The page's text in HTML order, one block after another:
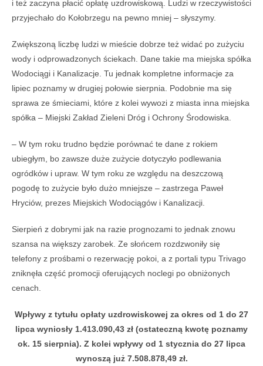
i też zaczyna płacić opłatę uzdrowiskową. Ludzi w rzeczywistości
przyjechało do Kołobrzegu na pewno mniej – słyszymy.
Zwiększoną liczbę ludzi w mieście dobrze też widać po zużyciu
wody i odprowadzonych ściekach. Dane takie ma miejska spółka
Wodociągi i Kanalizacje. Tu jednak kompletne informacje za
lipiec poznamy w drugiej połowie sierpnia. Podobnie ma się
sprawa ze śmieciami, które z kolei wywozi z miasta inna miejska
spółka – Miejski Zakład Zieleni Dróg i Ochrony Środowiska.
– W tym roku trudno będzie porównać te dane z rokiem
ubiegłym, bo zawsze duże zużycie dotyczyło podlewania
ogródków i upraw. W tym roku ze względu na deszczową
pogodę to zużycie było dużo mniejsze – zastrzega Paweł
Hryciów, prezes Miejskich Wodociągów i Kanalizacji.
Sierpień z dobrymi jak na razie prognozami to jednak znowu
szansa na większy zarobek. Ze słońcem rozdzwoniły się
telefony z prośbami o rezerwację pokoi, a z portali typu Trivago
zniknęła część promocji oferujących noclegi po obniżonych
cenach.
Wpływy z tytułu opłaty uzdrowiskowej za okres od 1 do 27
lipca wyniosły 1.413.090,43 zł (ostateczną kwotę poznamy
ok. 15 sierpnia). Z kolei wpływy od 1 stycznia do 27 lipca
wynoszą już 7.508.878,49 zł.